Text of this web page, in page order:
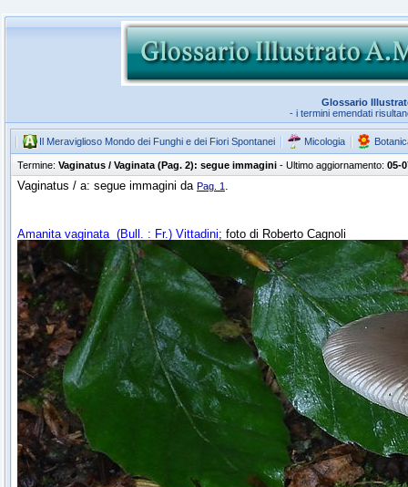
Glossario
- i termini emendati
Il Meraviglioso Mondo dei Funghi e dei Fiori Spontanei Micologia
Termine: Vaginatus / Vaginata (Pag. 2): segue immagini - Ultimo aggiornamento: 05-
Vaginatus / a: segue immagini da Pag. 1 .
Amanita vaginata (Bull. : Fr.) Vittadini; foto di Roberto Cagnoli